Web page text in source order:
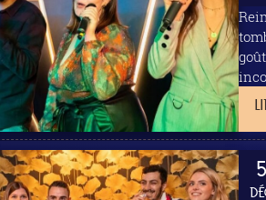
goûts. Le Musikall karaoké : vivez une soirée musicale inoubliable Le Musikall
5